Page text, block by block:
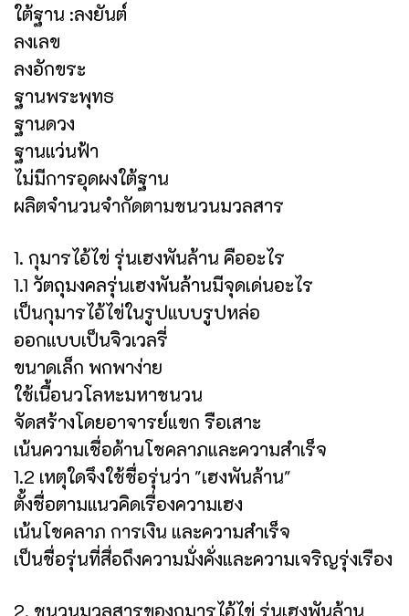
ใต้ฐาน :ลงยันต์
ลงเลข
ลงอักขระ
ฐานพระพุทธ
ฐานดวง
ฐานแว่นฟ้า
ไม่มีการอุดผงใต้ฐาน
ผลิตจำนวนจำกัดตามชนวนมวลสาร
1. กุมารไอ้ไข่ รุ่นเฮงพันล้าน คืออะไร
1.1 วัตถุมงคลรุ่นเฮงพันล้านมีจุดเด่นอะไร
เป็นกุมารไอ้ไข่ในรูปแบบรูปหล่อ
ออกแบบเป็นจิวเวลรี่
ขนาดเล็ก พกพาง่าย
ใช้เนื้อนวโลหะมหาชนวน
จัดสร้างโดยอาจารย์แขก รือเสาะ
เน้นความเชื่อด้านโชคลาภและความสำเร็จ
1.2 เหตุใดจึงใช้ชื่อรุ่นว่า "เฮงพันล้าน"
ตั้งชื่อตามแนวคิดเรื่องความเฮง
เน้นโชคลาภ การเงิน และความสำเร็จ
เป็นชื่อรุ่นที่สื่อถึงความมั่งคั่งและความเจริญรุ่งเรือง
2. ชนวนมวลสารของกุมารไอ้ไข่ รุ่นเฮงพันล้าน